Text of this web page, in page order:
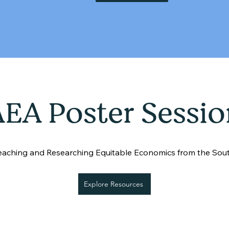
Poster
and Researching Equitable Economics from the
Explore Resources